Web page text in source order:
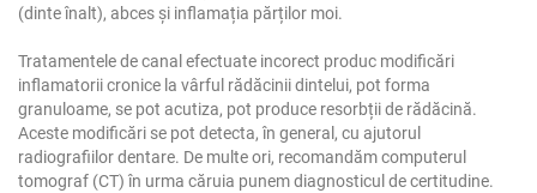
(dinte înalt), abces și inflamația părților moi.
Tratamentele de canal efectuate incorect produc modificări
inflamatorii cronice la vârful rădăcinii dintelui, pot forma
granuloame, se pot acutiza, pot produce resorbții de rădăcină.
Aceste modificări se pot detecta, în general, cu ajutorul
radiografiilor dentare. De multe ori, recomandăm computerul
tomograf (CT) în urma căruia punem diagnosticul de certitudine.